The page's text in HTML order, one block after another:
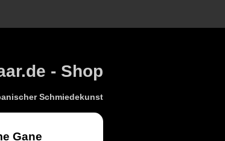
- Shop
Schmiedekunst
Gane